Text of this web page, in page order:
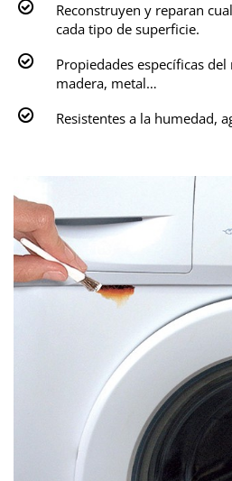
Reconstruyen y reparan
cada tipo de superficie.
Propiedades específicas
madera, metal…
Resistentes a la humedad,